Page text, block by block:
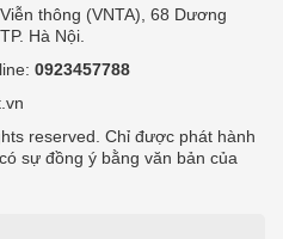
thông (VNTA), 68 Dương
Hà Nội.
0923457788
reserved. Chỉ được phát hành
sự đồng ý bằng văn bản của